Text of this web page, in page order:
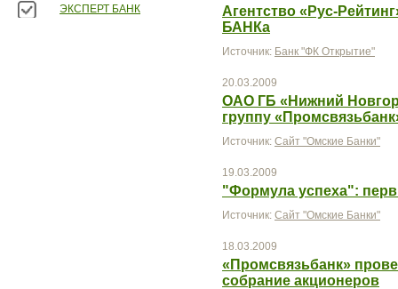
ЭКСПЕРТ БАНК
Агентство «Рус-
БАНКа
Источник: Банк "ФК Открытие"
20.03.2009
ОАО ГБ «Нижний
группу
Источник: Сайт "Омские Банки"
19.03.2009
"Формула успеха":
Источник: Сайт "Омские Банки"
18.03.2009
«Промсвязьбанк»
собрание акционеров